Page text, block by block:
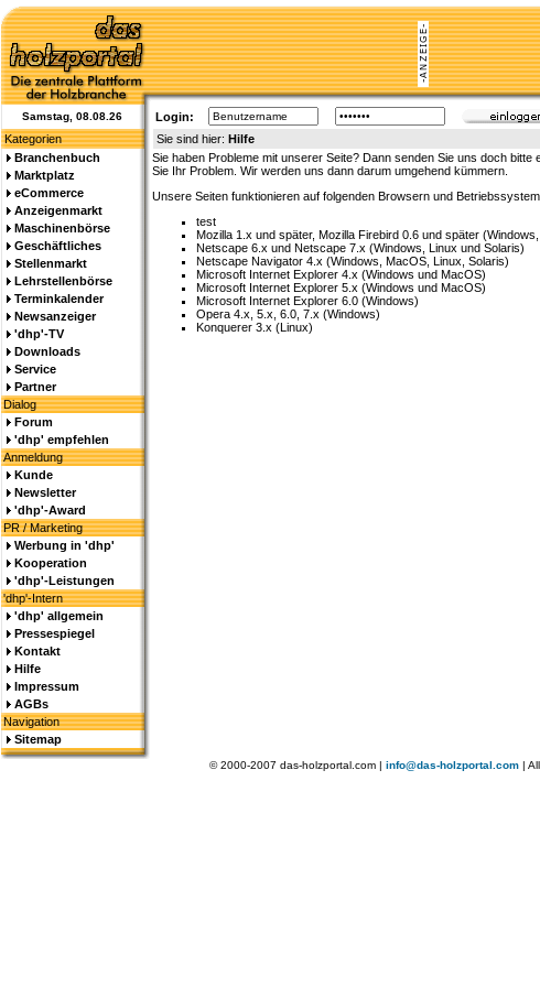
Samstag, 08.08.26
Login:
Kategorien
Sie sind hier: Hilfe
Branchenbuch
Marktplatz
eCommerce
Anzeigenmarkt
Maschinenbörse
Geschäftliches
Stellenmarkt
Lehrstellenbörse
Terminkalender
Newsanzeiger
'dhp'-TV
Downloads
Service
Partner
Dialog
Forum
'dhp' empfehlen
Anmeldung
Kunde
Newsletter
'dhp'-Award
PR / Marketing
Werbung in 'dhp'
Kooperation
'dhp'-Leistungen
'dhp'-Intern
'dhp' allgemein
Pressespiegel
Kontakt
Hilfe
Impressum
AGBs
Navigation
Sitemap
Sie haben Probleme mit unserer Seite? Dann senden Sie uns doch bitte
Sie Ihr Problem. Wir werden uns dann darum umgehend kümmern.
Unsere Seiten funktionieren auf folgenden Browsern und
test
Mozilla 1.x und später, Mozilla Firebird 0.6 und später
Netscape 6.x und Netscape 7.x (Windows, Linux und Solaris)
Netscape Navigator 4.x (Windows, MacOS, Linux, Solaris)
Microsoft Internet Explorer 4.x (Windows und MacOS)
Microsoft Internet Explorer 5.x (Windows und MacOS)
Microsoft Internet Explorer 6.0 (Windows)
Opera 4.x, 5.x, 6.0, 7.x (Windows)
Konquerer 3.x (Linux)
© 2000-2007 das-holzportal.com | info@das-holzportal.com|